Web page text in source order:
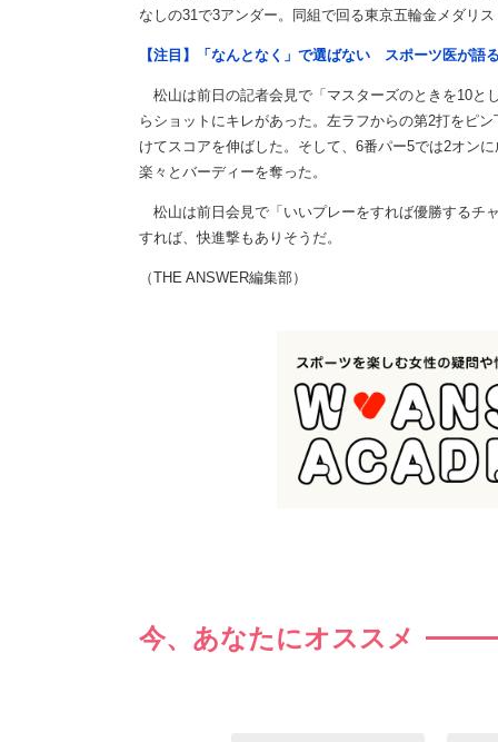
なしの31で3アンダー。同組で回る東京五輪金メダリ
【注目】「なんとなく」で選ばない スポーツ医が語
松山は前日の記者会見で「マスターズのときを10と
らショットにキレがあった。左ラフからの第2打をピ
けてスコアを伸ばした。そして、6番パー5では2オン
楽々とバーディーを奪った。
松山は前日会見で「いいプレーをすれば優勝するチ
すれば、快進撃もありそうだ。
（THE ANSWER編集部）
今、あなたにオススメ